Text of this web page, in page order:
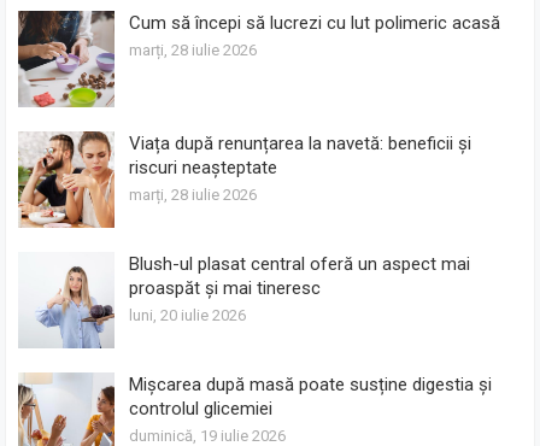
Cum să începi să lucrezi cu lut polimeric acasă
marți, 28 iulie 2026
Viața după renunțarea la navetă: beneficii și
riscuri neașteptate
marți, 28 iulie 2026
Blush-ul plasat central oferă un aspect mai
proaspăt și mai tineresc
luni, 20 iulie 2026
Mișcarea după masă poate susține digestia și
controlul glicemiei
duminică, 19 iulie 2026